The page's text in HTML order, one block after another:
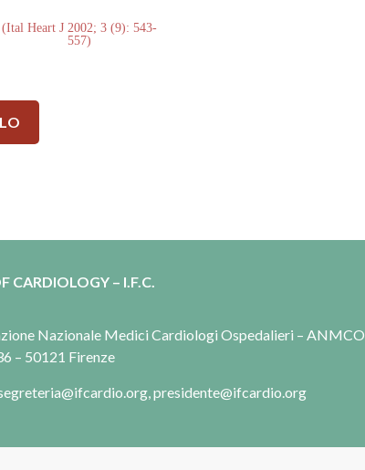
(Ital Heart J 2002; 3 (9): 543-
557)
CARDIOLOGY – I.F.C.
Nazionale Medici Cardiologi Ospedalieri – ANMCO
– 50121 Firenze
presidente@ifcardio.org